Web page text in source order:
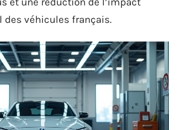
des véhicules français.